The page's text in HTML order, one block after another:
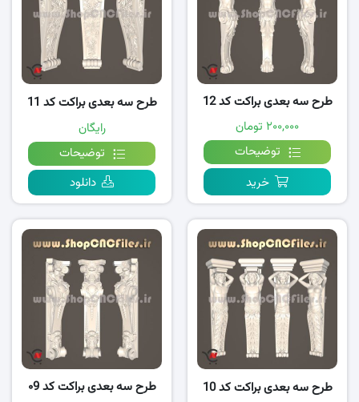
طرح سه بعدی براکت کد 12
۲۰۰,۰۰۰ تومان
توضیحات
خرید
طرح سه بعدی براکت کد 11
رایگان
توضیحات
دانلود
طرح سه بعدی براکت کد 10
طرح سه بعدی براکت کد ۰9